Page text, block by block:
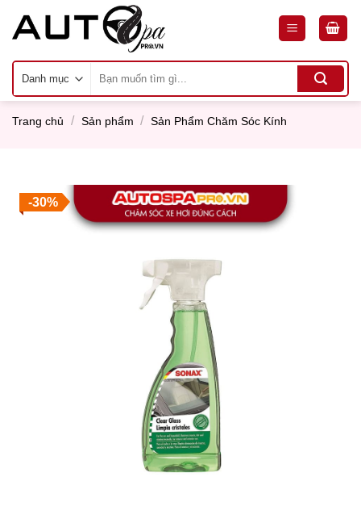
kiếm:
Trang chủ / Sản phẩm / Sản Phẩm Chăm Sóc Kính
-30%